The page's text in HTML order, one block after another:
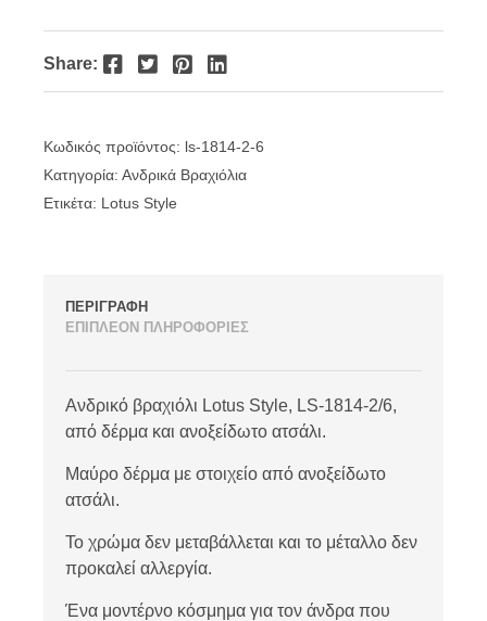
Share: Facebook Twitter Pinterest LinkedIn
Κωδικός προϊόντος: ls-1814-2-6
Κατηγορία: Ανδρικά Βραχιόλια
Ετικέτα: Lotus Style
ΠΕΡΙΓΡΑΦΗ
ΕΠΙΠΛΕΟΝ ΠΛΗΡΟΦΟΡΙΕΣ
Ανδρικό βραχιόλι Lotus Style, LS-1814-2/6,
από δέρμα και ανοξείδωτο ατσάλι.
Μαύρο δέρμα με στοιχείο από ανοξείδωτο
ατσάλι.
Το χρώμα δεν μεταβάλλεται και το μέταλλο δεν
προκαλεί αλλεργία.
Ένα μοντέρνο κόσμημα για τον άνδρα που